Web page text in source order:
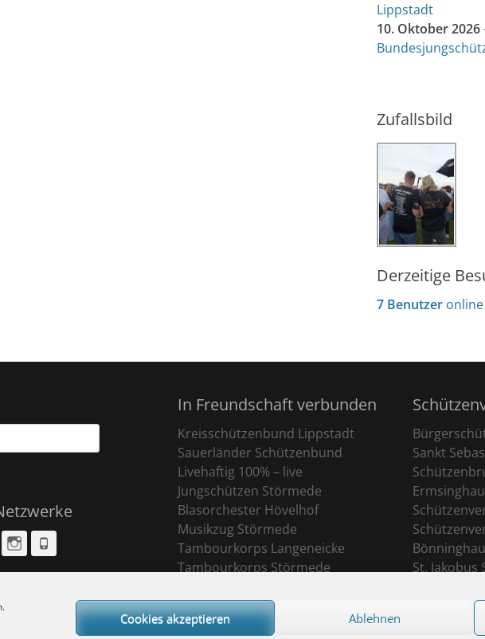
Cookies akzeptieren Ablehnen
Lippstadt
10. Oktober 2026
Zufallsbild
Derzeitige
7 Benutzer online
Email Instagram
In Freundschaft verbunden
Kreisschützenbund Lippstadt
Sauerländer Schützenbund
Livehaftig 100% – live
Jungschützen Störmede
Blasorchester Hövelhof
Musikzug Störmede
Tambourkorps Langeneicke
Tambourkorps Störmede
Sankt
St.